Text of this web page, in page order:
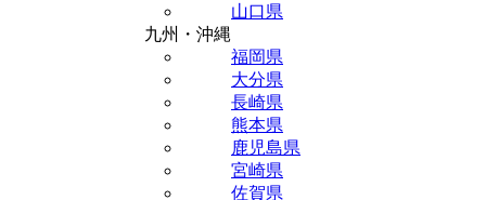
山口県
九州・沖縄
福岡県
大分県
長崎県
熊本県
鹿児島県
宮崎県
佐賀県